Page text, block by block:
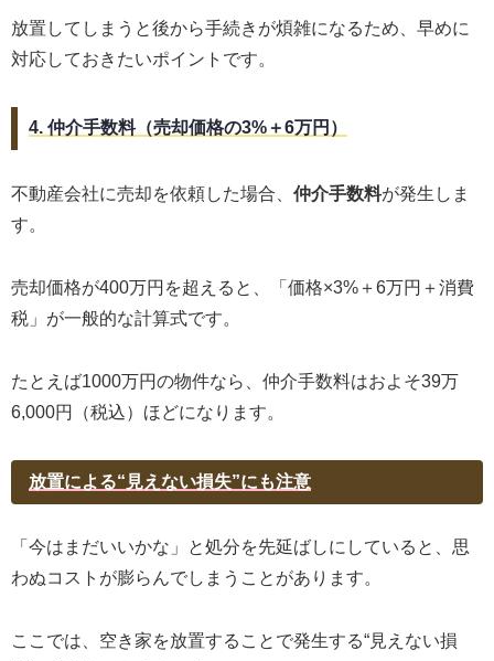
放置してしまうと後から手続きが煩雑になるため、早めに
対応しておきたいポイントです。
4. 仲介手数料（売却価格の3%＋6万円）
不動産会社に売却を依頼した場合、 仲介手数料が発生しま
す。
売却価格が400万円を超えると、「価格×3%＋6万円＋消費
税」が一般的な計算式です。
たとえば1000万円の物件なら、仲介手数料はおよそ39万
6,000円（税込）ほどになります。
放置による“見えない損失”にも注意
「今はまだいいかな」と処分を先延ばしにしていると、思
わぬコストが膨らんでしまうことがあります。
ここでは、空き家を放置することで発生する“見えない損